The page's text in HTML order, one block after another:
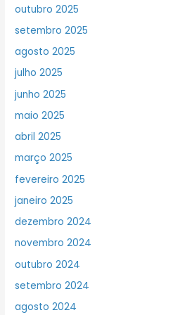
outubro 2025
setembro 2025
agosto 2025
julho 2025
junho 2025
maio 2025
abril 2025
março 2025
fevereiro 2025
janeiro 2025
dezembro 2024
novembro 2024
outubro 2024
setembro 2024
agosto 2024